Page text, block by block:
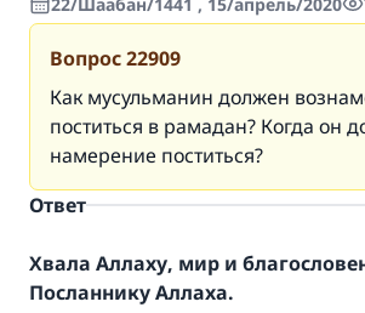
Вопрос22909
Как мусульманин должен
поститься в рамадан? Когда он
намерение поститься?
Ответ
Хвала Аллаху, мир и
Посланнику Аллаха.